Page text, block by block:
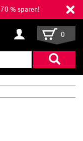
% sparen!
Suchbegriff
eingeben
0